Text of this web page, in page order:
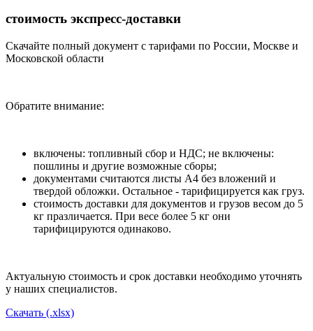
стоимость экспресс-доставки
Скачайте полный документ с тарифами по России, Москве и
Московской области
Обратите внимание:
включены: топливный сбор и НДС; не включены:
пошлины и другие возможные сборы;
документами считаются листы А4 без вложений и
твердой обложки. Остальное - тарифицируется как груз.
стоимость доставки для документов и грузов весом до 5
кг празличается. При весе более 5 кг они
тарифицируются одинаково.
Актуальную стоимость и срок доставки необходимо уточнять
у наших специалистов.
Скачать (.xlsx)